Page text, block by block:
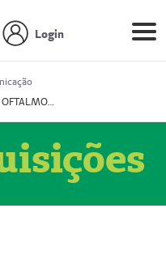
Login
Prestador OFTALMOCLÍNICA SÃO GONÇALO (55004164-2)